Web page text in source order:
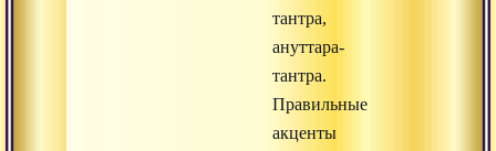
тантра,
ануттара-
тантра.
Правильные
акценты